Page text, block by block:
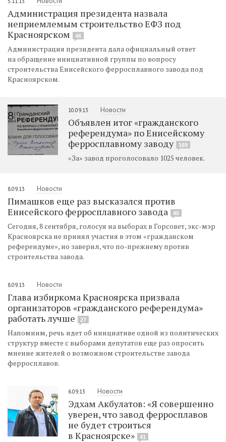
Администрация президента назвала
неприемлемым строительство ЕФЗ под
Красноярском
46
Администрация президента дала официальный ответ
на обращение инициативной группы по вопросу
строительства Енисейского ферросплавного завода под
Красноярском.
10.09.13 Новости
Объявлен итог «гражданского
референдума» по Енисейскому
ферросплавному заводу
169
«За» завод проголосовало 1025 человек.
8.09.13 Новости
Пимашков еще раз высказался против
Енисейского ферросплавного завода
40
Сегодня, 8 сентября, голосуя на выборах в Горсовет, экс-мэр
Красноярска не принял участия в этом «гражданском
референдуме», но заверил, что по-прежнему против
строительства завода.
8.09.13 Новости
Глава избиркома Красноярска призвала
организаторов «гражданского референдума»
работать лучше
27
Напомним, речь идет об инициативе одной из политических
структур вместе с выборами депутатов еще раз опросить
мнение жителей о возможном строительстве завода
ферросплавов.
6.09.13 Новости
Эдхам Акбулатов: «Я совершенно
уверен, что завод ферросплавов
не будет строиться
в Красноярске»
41